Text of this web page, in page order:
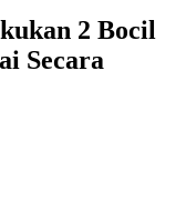
2 Bocil
Secara